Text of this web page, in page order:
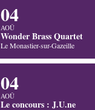
04
AOÛ
Wonder Brass Quartet
Le Monastier-sur-Gazeille
04
AOÛ
Le concours : J.U.ne